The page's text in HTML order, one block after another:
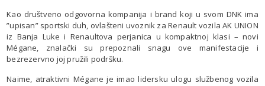
Kao društveno odgovorna kompanija i brand koji u svom DNK ima
”upisan” sportski duh, ovlašteni uvoznik za Renault vozila AK UNION
iz Banja Luke i Renaultova perjanica u kompaktnoj klasi – novi
Mégane, znalački su prepoznali snagu ove manifestacije i
bezrezervno joj pružili podršku.
Naime, atraktivni Mégane je imao lidersku ulogu službenog vozila